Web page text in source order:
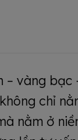
– vàng bạc
chỉ
nằm ở